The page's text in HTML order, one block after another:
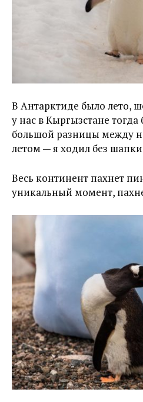
В Антарктиде было лето,
у нас в Кыргызстане
большой разницы между
летом — я ходил без
Весь континент пахнет
уникальный момент,